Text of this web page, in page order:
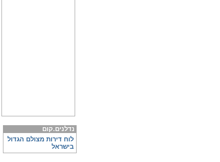
נדלנים.קום
לוח דירות מצולם הגדול
בישראל